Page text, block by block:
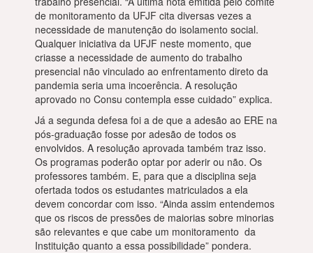
de monitoramento da UFJF cita diversas vezes a
necessidade de manutenção do isolamento social.
Qualquer iniciativa da UFJF neste momento, que
criasse a necessidade de aumento do trabalho
presencial não vinculado ao enfrentamento direto da
pandemia seria uma incoerência. A resolução
aprovado no Consu contempla esse cuidado” explica.
Já a segunda defesa foi a de que a adesão ao ERE na
pós-graduação fosse por adesão de todos os
envolvidos. A resolução aprovada também traz isso.
Os programas poderão optar por aderir ou não. Os
professores também. E, para que a disciplina seja
ofertada todos os estudantes matriculados a ela
devem concordar com isso. “Ainda assim entendemos
que os riscos de pressões de maiorias sobre minorias
são relevantes e que cabe um monitoramento da
Instituição quanto a essa possibilidade” pondera.